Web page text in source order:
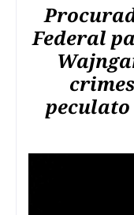
Federal
peculato